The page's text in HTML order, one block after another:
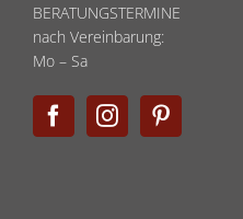
BERATUNGSTERMINE
nach Vereinbarung:
Mo – Sa